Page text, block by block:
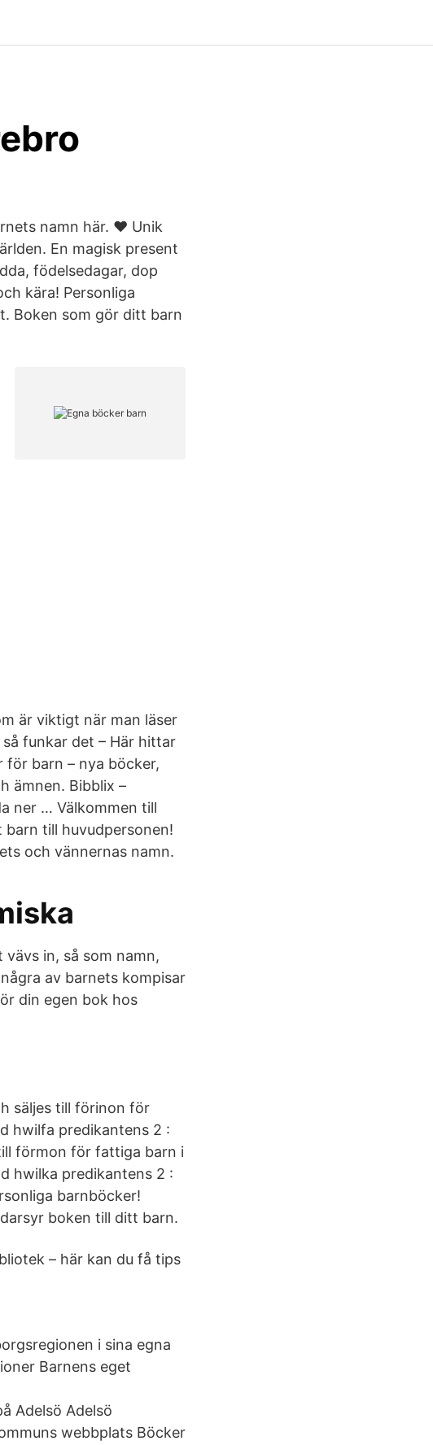
namn här. ♥ Unik
En magisk present
födelsedagar, dop
kära! Personliga
Boken som gör ditt barn
är viktigt när man läser
funkar det – Här hittar
för barn – nya böcker,
ämnen. Bibblix –
ner … Välkommen till
till huvudpersonen!
och vännernas namn.
in, så som namn,
av barnets kompisar
din egen bok hos
säljes till förinon för
hwilfa predikantens 2 :
förmon för fattiga barn i
hwilka predikantens 2 :
barnböcker!
boken till ditt barn.
– här kan du få tips
i sina egna
Barnens eget
Adelsö Adelsö
webbplats Böcker